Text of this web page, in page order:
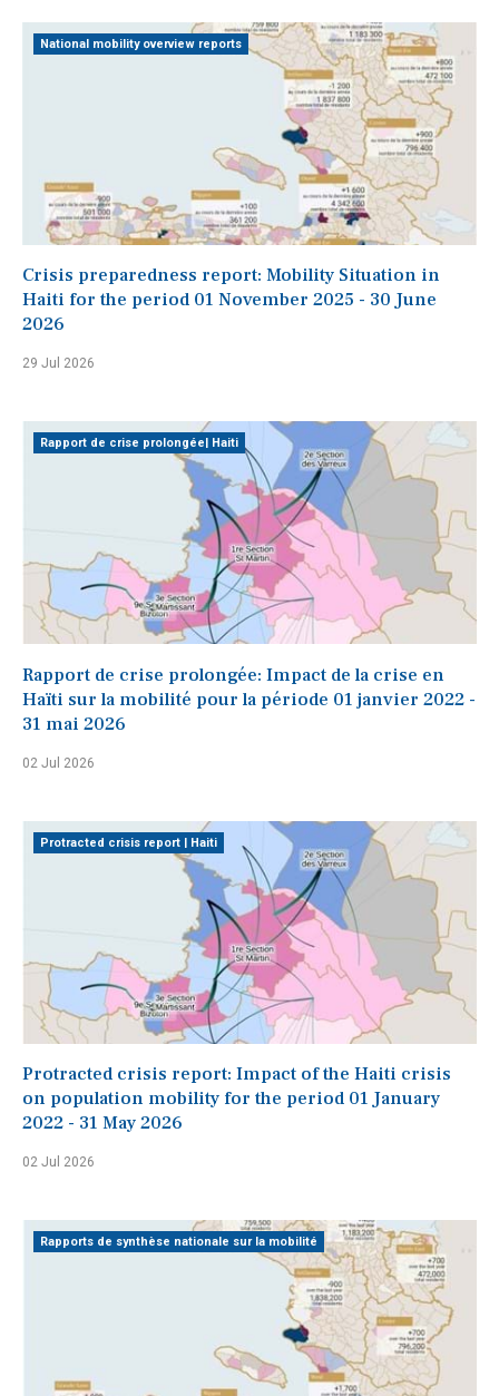
Crisis preparedness report: Mobility Situation in
Haiti for the period 01 November 2025 - 30 June
2026
29 Jul 2026
National mobility overview reports
Rapport de crise prolongée: Impact de la crise en
Haïti sur la mobilité pour la période 01 janvier 2022 -
31 mai 2026
02 Jul 2026
Rapport de crise prolongée| Haiti
Protracted crisis report: Impact of the Haiti crisis
on population mobility for the period 01 January
2022 - 31 May 2026
02 Jul 2026
Protracted crisis report | Haiti
Rapports de synthèse nationale sur la mobilité